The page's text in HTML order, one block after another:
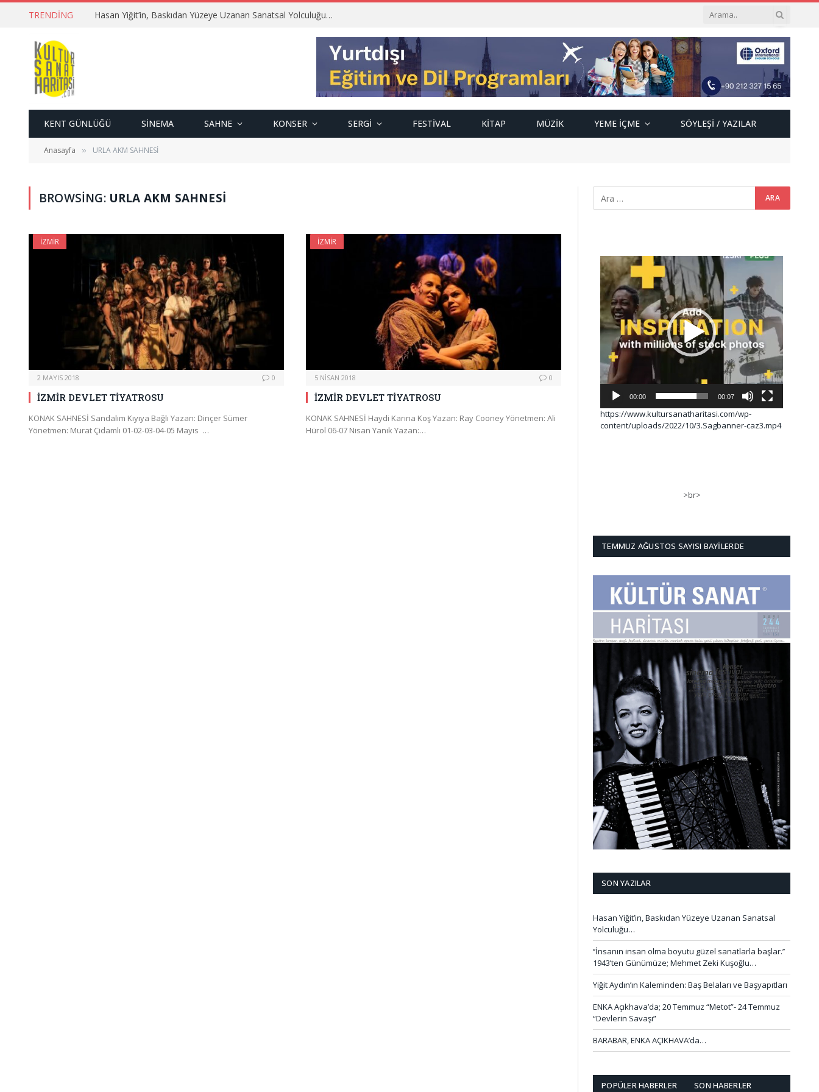
TRENDING Hasan Yiğit’in, Baskıdan Yüzeye Uzanan Sanatsal Yolculuğu…
KENT GÜNLÜĞÜ SINEMA SAHNE KONSER SERGI FESTIVAL KITAP MÜZIK YEME İÇME SÖYLEŞI / YAZILAR
Anasayfa » URLA AKM SAHNESİ
BROWSING: URLA AKM SAHNESİ
İZMIR
2 MAYIS 2018 0
İZMİR DEVLET TİYATROSU
KONAK SAHNESİ Sandalım Kıyıya Bağlı Yazan: Dinçer Sümer
Yönetmen: Murat Çidamlı 01-02-03-04-05 Mayıs …
İZMIR
5 NISAN 2018 0
İZMİR DEVLET TİYATROSU
KONAK SAHNESİ Haydi Karına Koş Yazan: Ray Cooney Yönetmen: Ali
Hürol 06-07 Nisan Yanık Yazan:…
Video
oynatıcı
00:00 00:07
https://www.kultursanatharitasi.com/wp-
content/uploads/2022/10/3.Sagbanner-caz3.mp4
>br>
TEMMUZ AĞUSTOS SAYISI BAYILERDE
SON YAZILAR
Hasan Yiğit’in, Baskıdan Yüzeye Uzanan Sanatsal
Yolculuğu…
‘’İnsanın insan olma boyutu güzel sanatlarla başlar.’’
1943’ten Günümüze; Mehmet Zeki Kuşoğlu…
Yiğit Aydın’ın Kaleminden: Baş Belaları ve Başyapıtları
ENKA Açıkhava’da; 20 Temmuz “Metot”- 24 Temmuz
“Devlerin Savaşı”
BARABAR, ENKA AÇIKHAVA’da…
POPÜLER HABERLER SON HABERLER